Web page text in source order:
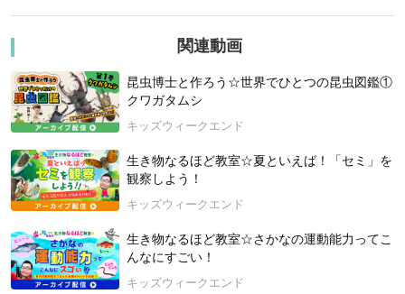
今回は初めての「軍団対決」。アジアや南米など、世界中のカ
ブトムシ、クワガタムシたちが登場！
それぞれの地域にどんな種類がいて、どのような生態なのかに
迫ります！
＜あらゆる角度から、「カブトムシ軍団」「クワガタムシ軍
団」を比べてみよう！＞
・そもそも、どう違うの？
・「大きい」のはどっち？
・（世界に・日本に）何種類くらいいる？
・大アゴとツノの違いは？
・世界最大の種類は？
・一番強いのは？
・寿命は？
・めずらしい種類は？
関連動画
昆虫博士と作ろう☆世界でひとつの昆虫図鑑①
クワガタムシ
キッズウィークエンド
生き物なるほど教室☆夏といえば！「セミ」を
観察しよう！
キッズウィークエンド
生き物なるほど教室☆さかなの運動能力ってこ
んなにすごい！
キッズウィークエンド